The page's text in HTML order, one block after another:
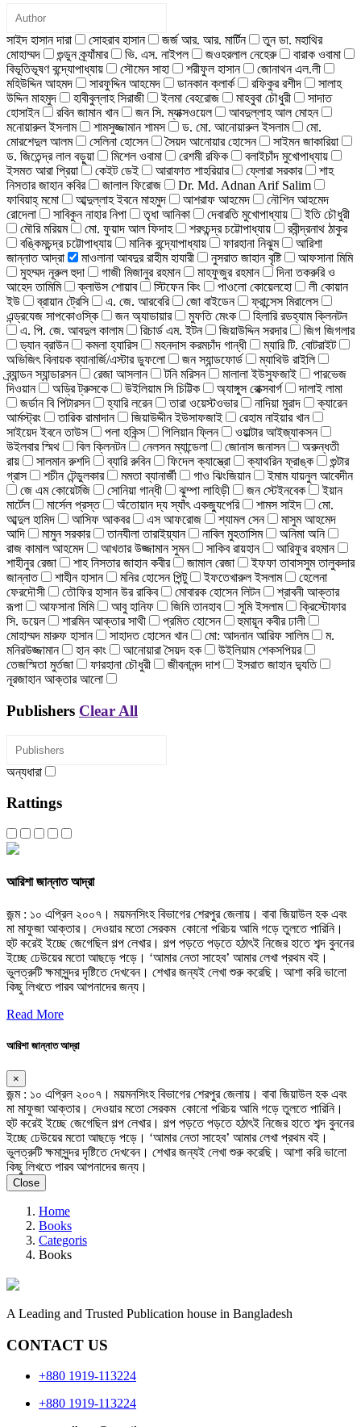
সাইদ হাসান দারা সোহরাব হাসান জর্জ আর. আর. মার্টিন
তুন ডা. মহাথির
মোহাম্মদ
গুন্ডুন ক্র্যাঁমার ভি. এস. নাইপল জওহরলাল নেহেরু
বারাক ওবামা
বিভূতিভূষণ বন্দ্যোপাধ্যায়
সৌমেন সাহা শরীফুল হাসান
জোনাথন এল.লী
মহিউদ্দিন আহমদ
সারফুদ্দিন আহমেদ ডানকান ক্লার্ক রফিকুর রশীদ
সালাহ
উদ্দিন মাহমুদ
হাবীবুল্লাহ সিরাজী ইলমা বেহরোজ মাহবুবা চৌধুরী
সাদাত
হোসাইন
রবিন জামান খান জন সি. ম্যাক্সওয়েল
আবদুল্লাহ আল মোহন
মনোয়ারুল ইসলাম
শামসুজ্জামান শামস ড. মো. আনোয়ারুল ইসলাম
মো.
মোরশেদুল আলম
সেলিনা হোসেন সৈয়দ আনোয়ার হোসেন
সাইমন জাকারিয়া
ড. জিতেন্দ্র লাল বড়ুয়া
মিশেল ওবামা রেশমী রফিক
বলাইচাঁদ মুখোপাধ্যায়
ইসমত আরা প্রিয়া
কেইট ডেই আরাফাত শাহরিয়ার ফ্লোরা সরকার
শাহ
নিসতার জাহান কবির
জালাল ফিরোজ
Dr. Md. Adnan Arif Salim
ফাবিয়াহ্ মমো
আব্দুল্লাহ ইবনে মাহমুদ আশরাফ আহমেদ
নৌশিন আহমেদ
রোদেলা
সাবিকুন নাহার নিপা তৃধা আনিকা দেবারতি মুখোপাধ্যায়
ইতি চৌধুরী
মৌরি মরিয়ম
মো. ফুয়াদ আল ফিদাহ শরৎচন্দ্র চট্টোপাধ্যায়
রবীন্দ্রনাথ ঠাকুর
বঙ্কিমচন্দ্র চট্টোপাধ্যায়
মানিক বন্দ্যোপাধ্যায় ফারহানা নিঝুম
আরিশা
জান্নাত আদ্রা
মাওলানা আবদুর রাহীম হাযারী নুসরাত জাহান বৃষ্টি
আফসানা মিমি
মুহম্মদ নূরুল হুদা
গাজী মিজানুর রহমান মাহফুজুর রহমান
দিনা তকরুরি ও
আহেদ তামিমি
ক্লাউস শোয়াব স্টিফেন কিং পাওলো কোয়েলহো
লী কোয়ান
ইউ
ব্রায়ান ট্রেসি এ. জে. আরবেরি জো বাইডেন
ফ্রান্সেস মিরালেস
এন্ড্রযেজ সাপকোওস্কি
জন অ্যাডায়ার মুফতি মেংক
হিলারি রডহ্যাম ক্লিনটন
এ. পি. জে. আবদুল কালাম
রিচার্ড এম. ইটন জিয়াউদ্দিন সরদার
জিগ জিগলার
ড্যান ব্রাউন
কমলা হ্যারিস মহনদাস করমচাঁদ গান্ধী
ম্যারি টি. বোটরাইট
অভিজিৎ বিনায়ক ব্যানার্জি/এস্টার ডুফলো
জন স্যান্ডফোর্ড
ম্যাথিউ রাইলি
ব্র্যান্ডন স্যান্ডারসন
রেজা আসলান টনি মরিসন মালালা ইউসুফজাই
পারভেজ
দিওয়ান
অড্রি ট্রুসকে উইলিয়াম সি চিট্টিক অ্যাঙ্গুস রোক্সবার্গ
দালাই লামা
জর্ডান বি পিটারসন
হ্যারি লরেন তারা ওয়েস্টওভার নাদিয়া মুরাদ
ক্যারেন
আর্মস্ট্রং
তারিক রামাদান জিয়াউদ্দীন ইউসাফজাই
রেহাম নাইয়ার খান
সাইয়েদ ইবনে তাউস
পলা হকিন্স গিলিয়ান ফ্লিন
ওয়াল্টার আইজ্যাকসন
উইলবার স্মিথ
বিল ক্লিনটন নেলসন ম্যান্ডেলা জোনাস জনাসন
অরুন্ধতী
রায়
সালমান রুশদি ব্যারি রুবিন ফিদেল ক্যাস্ত্রো ক্যাথরিন ফ্রাঙ্ক
গুন্টার
গ্রাস
শচীন টেন্ডুলকার মমতা ব্যানার্জী গাও ঝিংজিয়ান
ইমাম যায়নুল আবেদীন
জে এম কোয়েটজি
সোনিয়া গান্ধী ঝুম্পা লাহিড়ী জন স্টেইনবেক
ইয়ান
মার্টেল
মার্সেল প্রস্ত অঁতোয়ান দ্য স্যাঁৎ একজ্যুপেরি শামস সাইদ
মো.
আব্দুল হামিদ
আসিফ আকবর এস আফরোজ শ্যামল সেন
মাসুম আহমেদ
আদি
মামুন সরকার তানযীলা তারাইয়্যান নাবিল মুহতাসিম
অনিমা অনি
রাজ কামাল আহমেদ
আখতার উজ্জামান সুমন সাকিব রায়হান
আরিফুর রহমান
শাহীনুর রেজা
শাহ নিসতার জাহান কবীর জামাল রেজা
ইফফা তাবাসসুম তালুকদার
জান্নাত
শাহীন হাসান মনির হোসেন পিন্টু ইফতেখারুল ইসলাম
হেলেনা
ফেরদৌসী
তৌফির হাসান উর রাকিব মোবারক হোসেন লিটন
শ্রাবনী আক্তার
রূপা
আফসানা মিমি আবু হানিফ জিমি তানহাব সুমি ইসলাম
ক্রিস্টোফার
সি. ডয়েল
শারমিন আক্তার সাথী প্রমিত হোসেন
হুমায়ূন কবীর ঢালী
মোহাম্মদ মারুফ হাসান
সাহাদত হোসেন খান মো: আদনান আরিফ সালিম
ম.
মনিরউজ্জামান
হান কাং আনোয়ারা সৈয়দ হক
উইলিয়াম শেকসপিয়র
তেজস্মিতা মুর্তজা
ফারহানা চৌধুরী জীবনানন্দ দাশ
ইসরাত জাহান দ্যুতি
নূরজাহান আক্তার আলো
Publishers Clear All
অন্যধারা
Rattings
আরিশা জান্নাত আদ্রা
জন্ম : ১০ এপ্রিল ২০০৭। ময়মনসিংহ বিভাগের শেরপুর জেলায়। বাবা জিয়াউল হক এবং
মা মাফুজা আক্তার। দেওয়ার মতো সেরকম কোনো পরিচয় আমি গড়ে তুলতে পারিনি।
হুট করেই ইচ্ছে জেগেছিল গল্প লেখার। গল্প পড়তে পড়তে হঠাৎই নিজের হাতে শব্দ বুননের
ইচ্ছে ঢেউয়ের মতো আছড়ে পড়ে। ‘আমার নেতা সাহেব’ আমার লেখা প্রথম বই।
ভুলত্রুটি ক্ষমাসুন্দর দৃষ্টিতে দেখবেন। শেখার জন্যই লেখা শুরু করেছি। আশা করি ভালো
কিছু লিখতে পারব আপনাদের জন্য।
Read More
আরিশা জান্নাত আদ্রা
×
জন্ম : ১০ এপ্রিল ২০০৭। ময়মনসিংহ বিভাগের শেরপুর জেলায়। বাবা জিয়াউল হক এবং
মা মাফুজা আক্তার। দেওয়ার মতো সেরকম কোনো পরিচয় আমি গড়ে তুলতে পারিনি।
হুট করেই ইচ্ছে জেগেছিল গল্প লেখার। গল্প পড়তে পড়তে হঠাৎই নিজের হাতে শব্দ বুননের
ইচ্ছে ঢেউয়ের মতো আছড়ে পড়ে। ‘আমার নেতা সাহেব’ আমার লেখা প্রথম বই।
ভুলত্রুটি ক্ষমাসুন্দর দৃষ্টিতে দেখবেন। শেখার জন্যই লেখা শুরু করেছি। আশা করি ভালো
কিছু লিখতে পারব আপনাদের জন্য।
Close
Home
Books
Categoris
Books
A Leading and Trusted Publication house in Bangladesh
CONTACT US
+880 1919-113224
+880 1919-113224